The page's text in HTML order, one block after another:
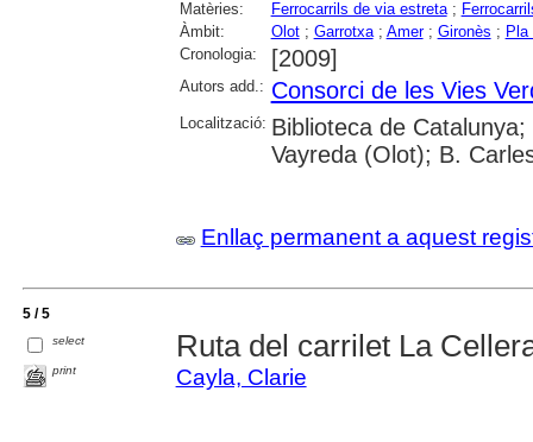
Matèries: Ferrocarrils de via estreta;
Àmbit:
Olot; Garrotxa; Amer; Gironès ; Pla
Cronologia:
[2009]
Autors add.: Consorci de les Vies
Localització: Biblioteca de
Vayreda (Olot); B.
Enllaç permanent a aquest
5 / 5
select
print
Ruta del carrilet La
Cayla, Clarie